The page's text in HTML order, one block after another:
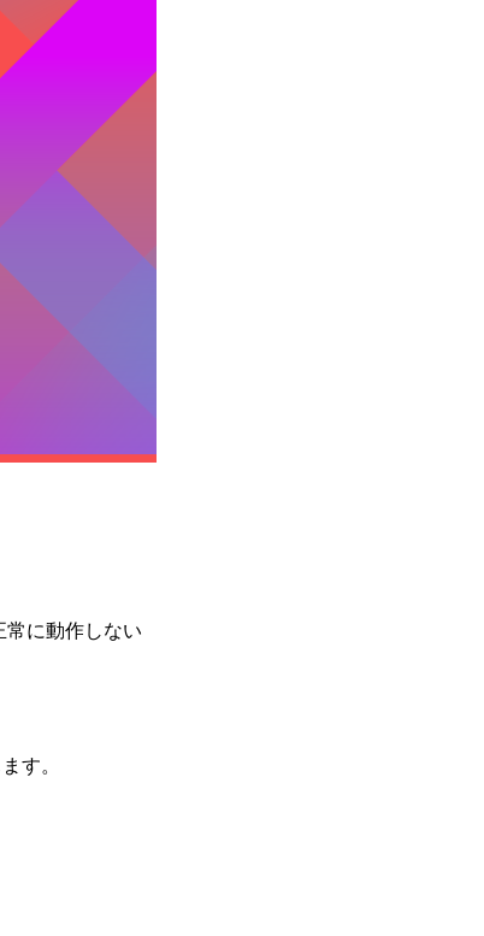
常に動作しない
す。